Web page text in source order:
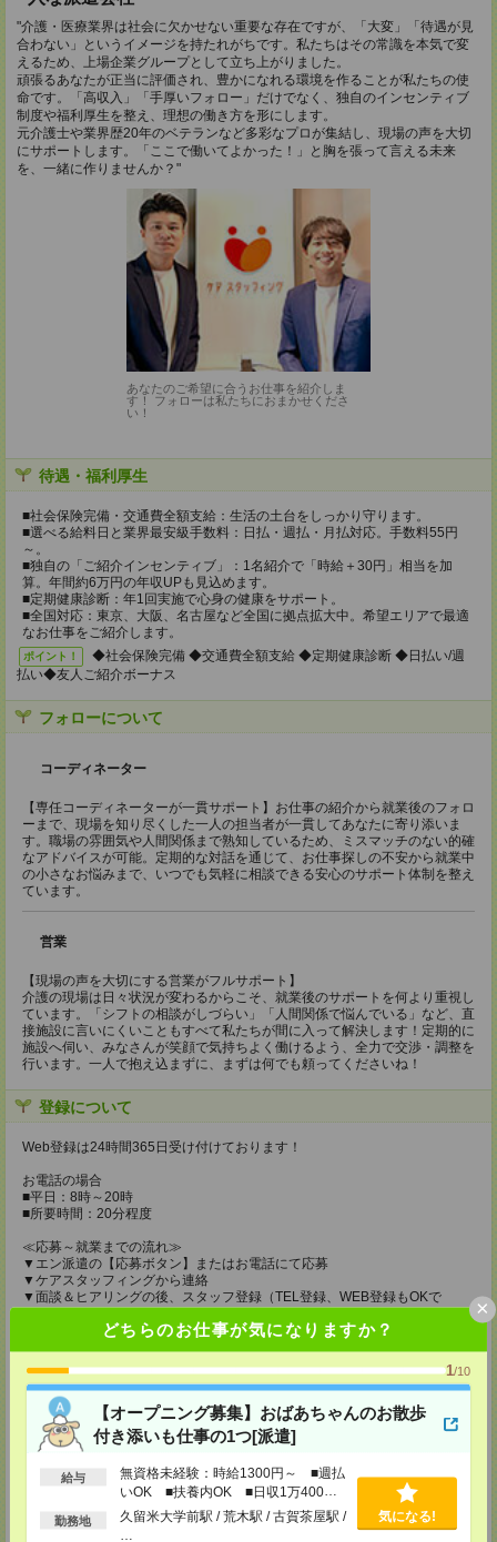
どちらのお仕事が気になりますか？
1/10
【オープニング募集】おばあちゃんのお散歩
付き添いも仕事の1つ[派遣]
給与
無資格未経験：時給1300円～ ■週払
いOK ■扶養内OK ■日収1万400円
以上
勤務地
久留米大学前駅 / 荒木駅 / 古賀茶屋駅 /
気になる!
×
"介護・医療業界は社会に欠かせない重要な存在ですが、「大変」「待遇が見
合わない」というイメージを持たれがちです。私たちはその常識を本気で変
えるため、上場企業グループとして立ち上がりました。
頑張るあなたが正当に評価され、豊かになれる環境を作ることが私たちの使
命です。「高収入」「手厚いフォロー」だけでなく、独自のインセンティブ
制度や福利厚生を整え、理想の働き方を形にします。
元介護士や業界歴20年のベテランなど多彩なプロが集結し、現場の声を大切
にサポートします。「ここで働いてよかった！」と胸を張って言える未来
を、一緒に作りませんか？"
あなたのご希望に合うお仕事を紹介しま
す！ フォローは私たちにおまかせくださ
い！
待遇・福利厚生
■社会保険完備・交通費全額支給：生活の土台をしっかり守ります。
■選べる給料日と業界最安級手数料：日払・週払・月払対応。手数料55円
～。
■独自の「ご紹介インセンティブ」：1名紹介で「時給＋30円」相当を加
算。年間約6万円の年収UPも見込めます。
■定期健康診断：年1回実施で心身の健康をサポート。
■全国対応：東京、大阪、名古屋など全国に拠点拡大中。希望エリアで最適
なお仕事をご紹介します。
ポイント！
◆社会保険完備 ◆交通費全額支給 ◆定期健康診断 ◆日払い/週
払い◆友人ご紹介ボーナス
フォローについて
コーディネーター
【専任コーディネーターが一貫サポート】お仕事の紹介から就業後のフォロ
ーまで、現場を知り尽くした一人の担当者が一貫してあなたに寄り添いま
す。職場の雰囲気や人間関係まで熟知しているため、ミスマッチのない的確
なアドバイスが可能。定期的な対話を通じて、お仕事探しの不安から就業中
の小さなお悩みまで、いつでも気軽に相談できる安心のサポート体制を整え
ています。
営業
【現場の声を大切にする営業がフルサポート】
介護の現場は日々状況が変わるからこそ、就業後のサポートを何より重視し
ています。「シフトの相談がしづらい」「人間関係で悩んでいる」など、直
接施設に言いにくいこともすべて私たちが間に入って解決します！定期的に
施設へ伺い、みなさんが笑顔で気持ちよく働けるよう、全力で交渉・調整を
行います。一人で抱え込まずに、まずは何でも頼ってくださいね！
登録について
Web登録は24時間365日受け付けております！
お電話の場合
■平日：8時～20時
■所要時間：20分程度
≪応募～就業までの流れ≫
▼エン派遣の【応募ボタン】またはお電話にて応募
▼ケアスタッフィングから連絡
▼面談＆ヒアリングの後、スタッフ登録（TEL登録、WEB登録もOKで
▼お仕事情報の提供
▼お仕事スタート
登録場所
東京本社
TEL：0120-936-286
熊本支店